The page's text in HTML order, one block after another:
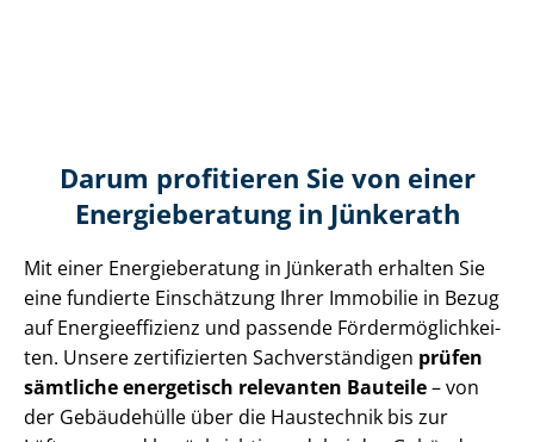
Darum profitieren Sie von einer
Energieberatung in Jünkerath
Mit einer Energieberatung in Jünkerath erhalten Sie
eine fundierte Einschätzung Ihrer Immobilie in Bezug
auf En­er­gie­ef­fi­zi­enz und passende För­der­mög­lich­kei­
ten. Unsere zertifizierten Sach­ver­stän­di­gen prüfen
sämtliche energetisch relevanten Bauteile– von
der Gebäudehülle über die Haustechnik bis zur